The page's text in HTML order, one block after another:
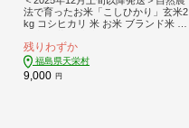
法で育ったお米「こしひかり」玄米2
kg コシヒカリ 米 お米 ブランド米 銘
はん ご飯 食品 F21T-142
残りわずか
福島県天栄村
9,000 円